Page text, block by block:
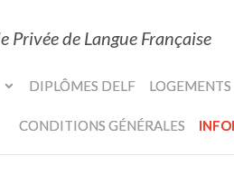
Privée de Langue Française
DIPLÔMES DELF LOGEMENTS
CONDITIONS GÉNÉRALES